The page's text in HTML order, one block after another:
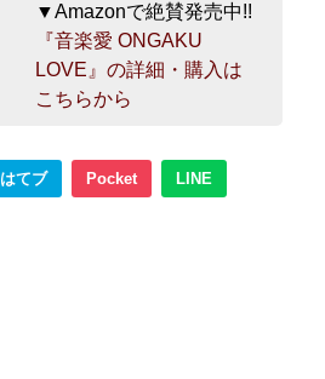
▼Amazonで絶賛発売中!!
『音楽愛 ONGAKU
LOVE』の詳細・購入は
こちらから
はてブ Pocket LINE